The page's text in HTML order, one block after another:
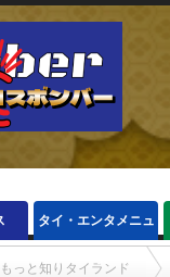
タイ・エンタメニュ
ース
もっと知りタイランド